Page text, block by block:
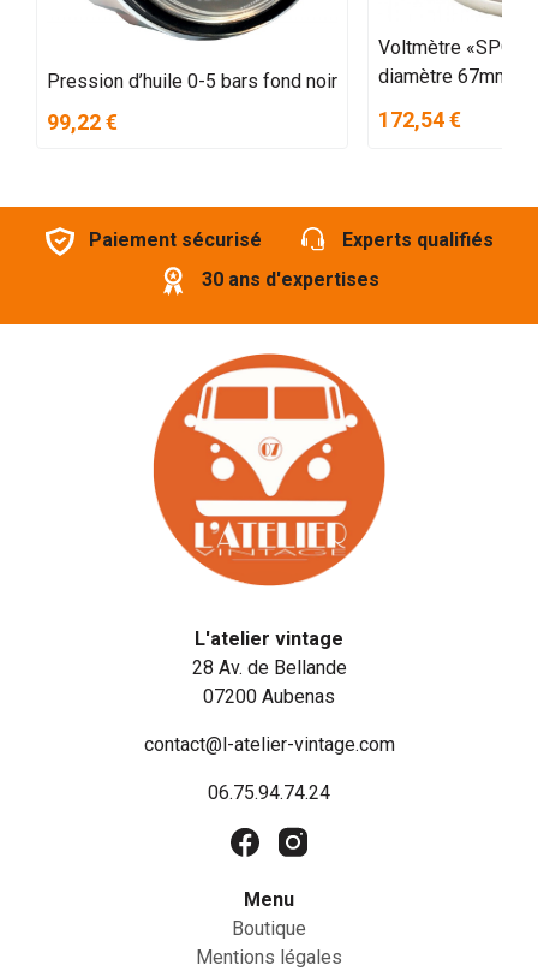
Pression d’huile 0-5 bars fond noir
99,22 €
Voltmètre
diamètre 67mm
172,54 €
Paiement sécurisé
Experts qualifiés
30 ans d'expertises
L'atelier vintage
28 Av. de Bellande
07200 Aubenas
contact@l-atelier-vintage.com
06.75.94.74.24
Menu
Boutique
Mentions légales